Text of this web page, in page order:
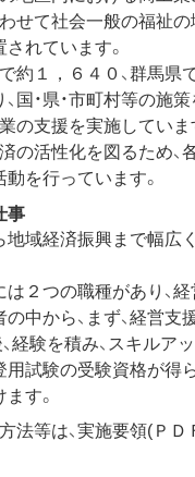
せて社会一般の福祉
れています。
約１，６４０、群馬県
国・県・市町村等の施
の支援を実施していま
の活性化を図るため、
を行っています。
事
域経済振興まで幅広
２つの職種があり、
中から、まず、経営支
経験を積み、スキルア
試験の受験資格が得
す。
法等は、実施要領(Ｐ